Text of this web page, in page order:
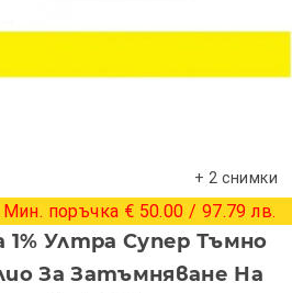
+ 2 снимки
поръчка € 50.00 / 97.79 лв.
Ултра Супер Тъмно
За Затъмняване На